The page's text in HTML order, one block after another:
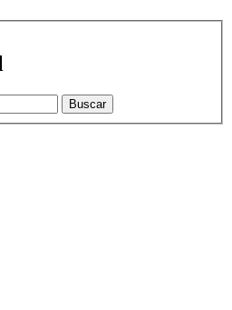
Buscar